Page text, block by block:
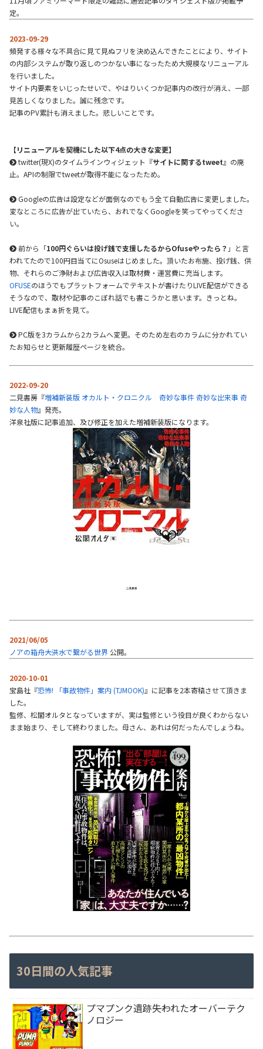
定。
2023-09-29
頻発する様々な不具合に見て見ぬフリを決め込んできたことにより、サイト
の内部システムが取り返しのつかない事になったため大規模なリニューアル
を行いました。
サイト内要素をいじったせいで、やはりいくつか記事内の改行が消え、一部
見苦しくなりました。誠に残念です。
記事のPV累計も消えました。悲しいことです。
【リニューアルを契機にした以下4点の大きな変更】
twitter(現X)のタイムラインウィジェット『サイトに関するtweet』の廃
止。APIの制限でtweetが取得不能になったため。
Googleの広告は設定などが面倒なのでもう全て自動広告に変更しました。
変なところに広告が出ていたら、おれでなくGoogleを笑ってやってくださ
い。
前から「100円ぐらいは投げ銭で支援したるからOfuseやったら？ 」と言
われてたので100円目当てにOsuseはじめました。頂いたお布施、投げ銭、供
物、それらのご浄財および広告収入は取材費・運営費に充当します。
OFUSEのほうでもプラットフォームでテキストが書けたりLIVE配信ができる
そうなので、取材や記事のこぼれ話でも書こうかと思います。きっとね。
LIVE配信もまぁ折を見て。
PC版を3カラムから2カラムへ変更。そのため左右のカラムに分かれてい
たお知らせと更新履歴ページを統合。
2022-09-20
二見書房『増補新装版 オカルト・クロニクル 奇妙な事件 奇妙な出来事 奇
妙な人物』発売。
洋泉社版に記事追加、及び修正を加えた増補新装版になります。
2021/06/05
ノアの箱舟――大洪水で繋がる世界公開。
2020-10-01
宝島社『恐怖! 「事故物件」案内 (TJMOOK)』に記事を2本寄稿させて頂きま
した。
監修、松閣オルタとなっていますが、実は監修という役目が良くわからない
まま始まり、そして終わりました。母さん、あれは何だったんでしょうね。
30日間の人気記事
プマプンク遺跡――失われたオーバーテク
ノロジー